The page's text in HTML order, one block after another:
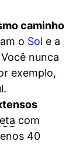
caminho
o Sol e a
nunca
exemplo,
com
40